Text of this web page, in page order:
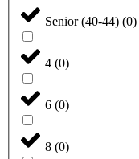
Senior (40-44) (0)
4 (0)
6 (0)
8 (0)